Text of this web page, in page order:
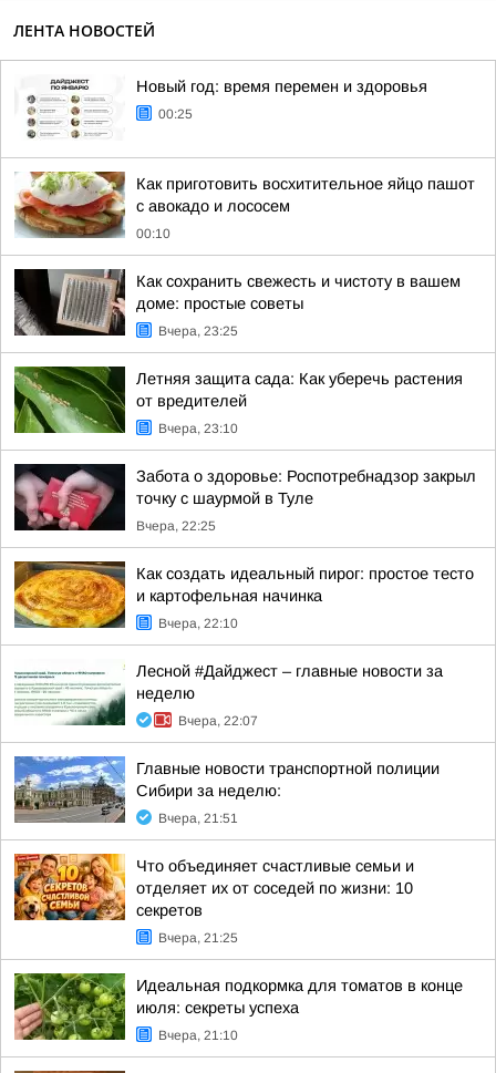
ЛЕНТА НОВОСТЕЙ
Новый год: время перемен и здоровья
00:25
Как приготовить восхитительное яйцо пашот
с авокадо и лососем
00:10
Как сохранить свежесть и чистоту в вашем
доме: простые советы
Вчера, 23:25
Летняя защита сада: Как уберечь растения
от вредителей
Вчера, 23:10
Забота о здоровье: Роспотребнадзор закрыл
точку с шаурмой в Туле
Вчера, 22:25
Как создать идеальный пирог: простое тесто
и картофельная начинка
Вчера, 22:10
Лесной #Дайджест – главные новости за
неделю
Вчера, 22:07
Главные новости транспортной полиции
Сибири за неделю:
Вчера, 21:51
Что объединяет счастливые семьи и
отделяет их от соседей по жизни: 10
секретов
Вчера, 21:25
Идеальная подкормка для томатов в конце
июля: секреты успеха
Вчера, 21:10